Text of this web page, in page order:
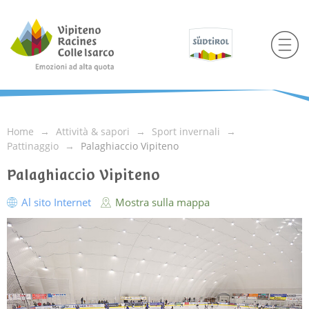
Home Attività & sapori
Sport invernali
Pattinaggio
Palaghiaccio Vipiteno
Palaghiaccio Vipiteno
Al sito Internet Mostra sulla mappa